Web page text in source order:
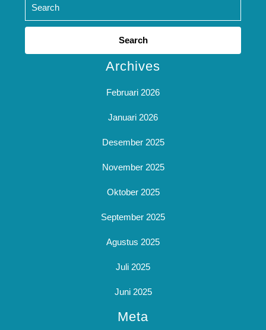
Search
Archives
Februari 2026
Januari 2026
Desember 2025
November 2025
Oktober 2025
September 2025
Agustus 2025
Juli 2025
Juni 2025
Meta